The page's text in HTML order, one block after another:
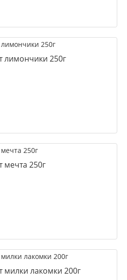
лимончики 250г
мечта 250г
лакомки 200г